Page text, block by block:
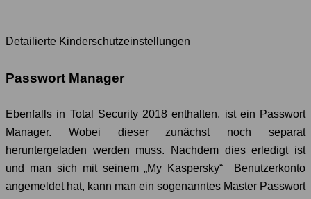
Detailierte Kinderschutzeinstellungen
Passwort Manager
Ebenfalls in Total Security 2018 enthalten, ist ein Passwort
Manager. Wobei dieser zunächst noch separat
heruntergeladen werden muss. Nachdem dies erledigt ist
und man sich mit seinem „My Kaspersky“ Benutzerkonto
angemeldet hat, kann man ein sogenanntes Master Passwort